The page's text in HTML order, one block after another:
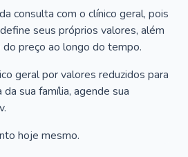
consulta com o clínico geral, pois
seus próprios valores, além
do preço ao longo do tempo.
geral por valores reduzidos para
sua família, agende sua
hoje mesmo.